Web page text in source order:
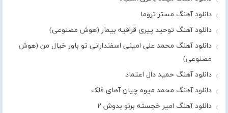
دانلود آهنگ مستر تروما
دانلود آهنگ توحید پیری قراقیه بیمار (هوش مصنوعی)
دانلود آهنگ محمد علی امینی اسفندارانی تو باور خیال من (هوش
مصنوعی)
دانلود آهنگ حمید دال اعتماد
دانلود آهنگ محمد میوه چیان آهای فلک
دانلود آهنگ امیر خجسته برنو بدوش ۲